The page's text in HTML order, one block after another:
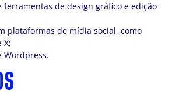
ferramentas de design gráfico e edição
plataformas de mídia social, como
X;
Wordpress.